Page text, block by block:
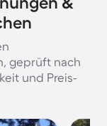
geprüft nach
und Preis-